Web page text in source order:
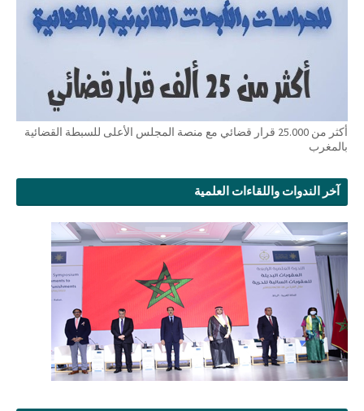
أكثر من 25.000 قرار قضائي مع منصة المجلس الأعلى للسبطة القضائية
بالمغرب
آخر الندوات واللقاءات العلمية